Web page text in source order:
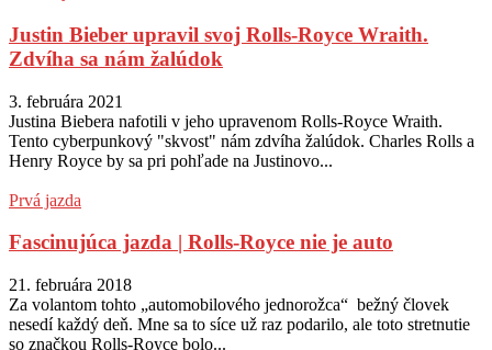
Justin Bieber upravil svoj Rolls-Royce Wraith.
Zdvíha sa nám žalúdok
3. februára 2021
Justina Biebera nafotili v jeho upravenom Rolls-Royce Wraith.
Tento cyberpunkový "skvost" nám zdvíha žalúdok. Charles Rolls a
Henry Royce by sa pri pohľade na Justinovo...
Prvá jazda
Fascinujúca jazda | Rolls-Royce nie je auto
21. februára 2018
Za volantom tohto „automobilového jednorožca“ bežný človek
nesedí každý deň. Mne sa to síce už raz podarilo, ale toto stretnutie
so značkou Rolls-Royce bolo...